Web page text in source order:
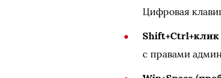
Цифровая
с правами